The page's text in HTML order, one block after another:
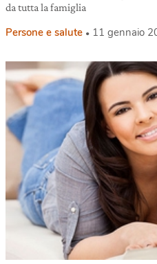
da tutta la famiglia
Persone e salute 11 gennaio